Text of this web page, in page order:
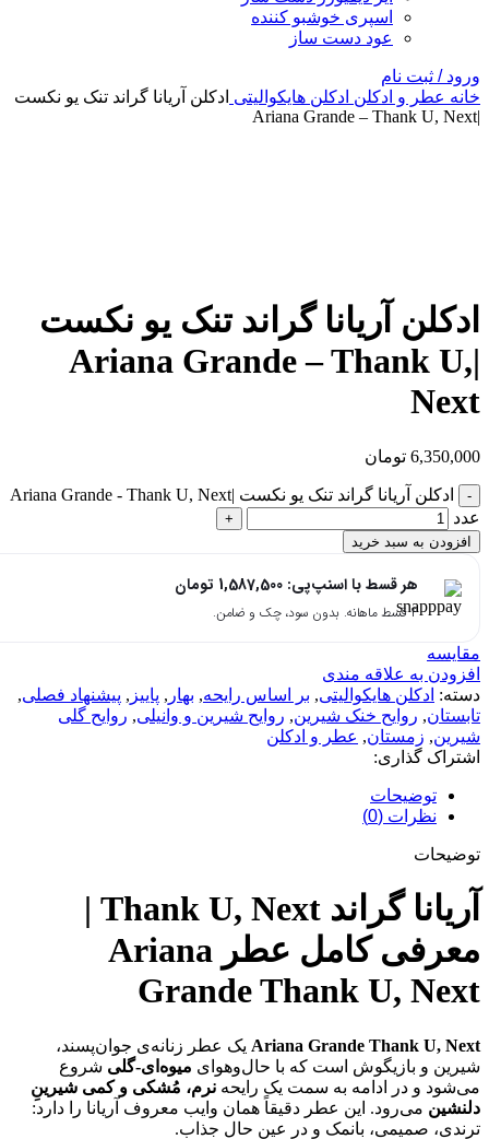
اسپری خوشبو کننده
عود دست ساز
ورود / ثبت نام
خانه عطر و ادکلن ادکلن هایکوالیتی ادکلن آریانا گراند تنک یو نکست
|Ariana Grande – Thank U, Next
ادکلن آریانا گراند تنک یو نکست
|Ariana Grande – Thank U,
Next
6,350,000 تومان
ادکلن آریانا گراند تنک یو نکست |Ariana Grande - Thank U, Next
عدد
افزودن به سبد خرید
هر قسط با اسنپ‌پی: 1,587,500 تومان
۴ قسط ماهانه. بدون سود، چک و ضامن.
مقایسه
افزودن به علاقه مندی
دسته: ادکلن هایکوالیتی, بر اساس رایحه, بهار , پاییز , پیشنهاد فصلی,
تابستان, روایح خنک شیرین, روایح شیرین و وانیلی, روایح گلی
شیرین, زمستان, عطر و ادکلن
اشتراک گذاری:
توضیحات
نظرات (0)
توضیحات
آریانا گراند Thank U, Next |
معرفی کامل عطر Ariana
Grande Thank U, Next
Ariana Grande Thank U, Next یک عطر زنانه‌ی جوان‌پسند،
شیرین و بازیگوش است که با حال‌وهوای میوه‌ای-گلی شروع
می‌شود و در ادامه به سمت یک رایحه نرم، مُشکی و کمی شیرینِ
دلنشین می‌رود. این عطر دقیقاً همان وایب معروف آریانا را دارد:
ترندی، صمیمی، بانمک و در عین حال جذاب.